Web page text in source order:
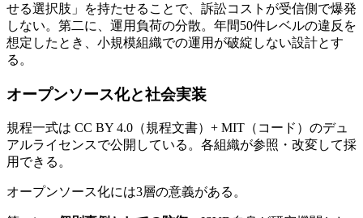
せる選択肢」を持たせることで、訴訟コストが受信側で爆発
しない。第二に、運用負荷の分散。年間50件レベルの違反を
想定したとき、小規模組織での運用が破綻しない設計とす
る。
オープンソース化と社会実装
規程一式は CC BY 4.0（規程文書）+ MIT（コード）のデュ
アルライセンスで公開している。各組織が参照・改変して採
用できる。
オープンソース化には3層の意義がある。